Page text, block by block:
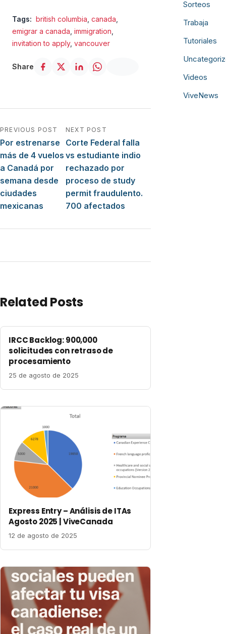
Tags: british columbia canada
emigrar a canada immigration
invitation to apply, vancouver
Share
Navegación de entradas
PREVIOUS POST
Por estrenarse
más de 4 vuelos
a Canadá por
semana desde
ciudades
mexicanas
NEXT POST
Corte Federal falla
vs estudiante indio
rechazado por
proceso de study
permit fraudulento.
700 afectados
Related Posts
IRCC Backlog: 900,000
solicitudes con retraso de
procesamiento
25 de agosto de 2025
Express Entry – Análisis de ITAs
Agosto 2025 | ViveCanada
12 de agosto de 2025
Sorteos
Trabaja
Tutoriales
Videos
ViveNews